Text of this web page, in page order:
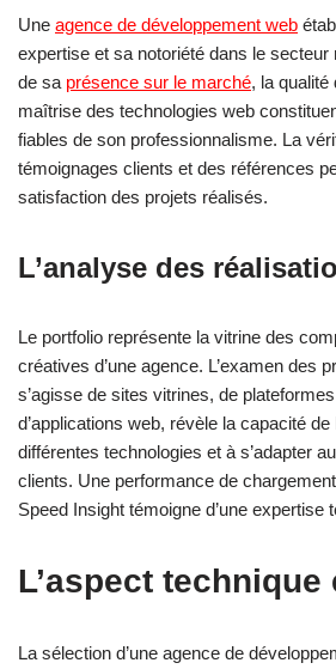
Une agence de développement web
expertise et sa notoriété dans le secteur
de sa présence sur le marché, la
maîtrise des technologies web
fiables de son professionnalisme. La
témoignages clients et des références
satisfaction des projets réalisés.
L’analyse des
Le portfolio représente la vitrine des
créatives d’une agence. L’examen des
s’agisse de sites vitrines, de
d’applications web, révèle la capacité de
différentes technologies et à s’adapter
clients. Une performance de
Speed Insight témoigne d’une expertise
L’aspect
La sélection d’une agence de